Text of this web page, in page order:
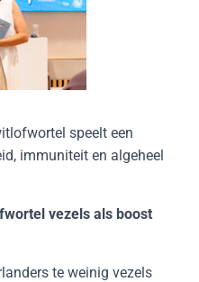
speelt een
immuniteit en algeheel
vezels als boost
te weinig vezels